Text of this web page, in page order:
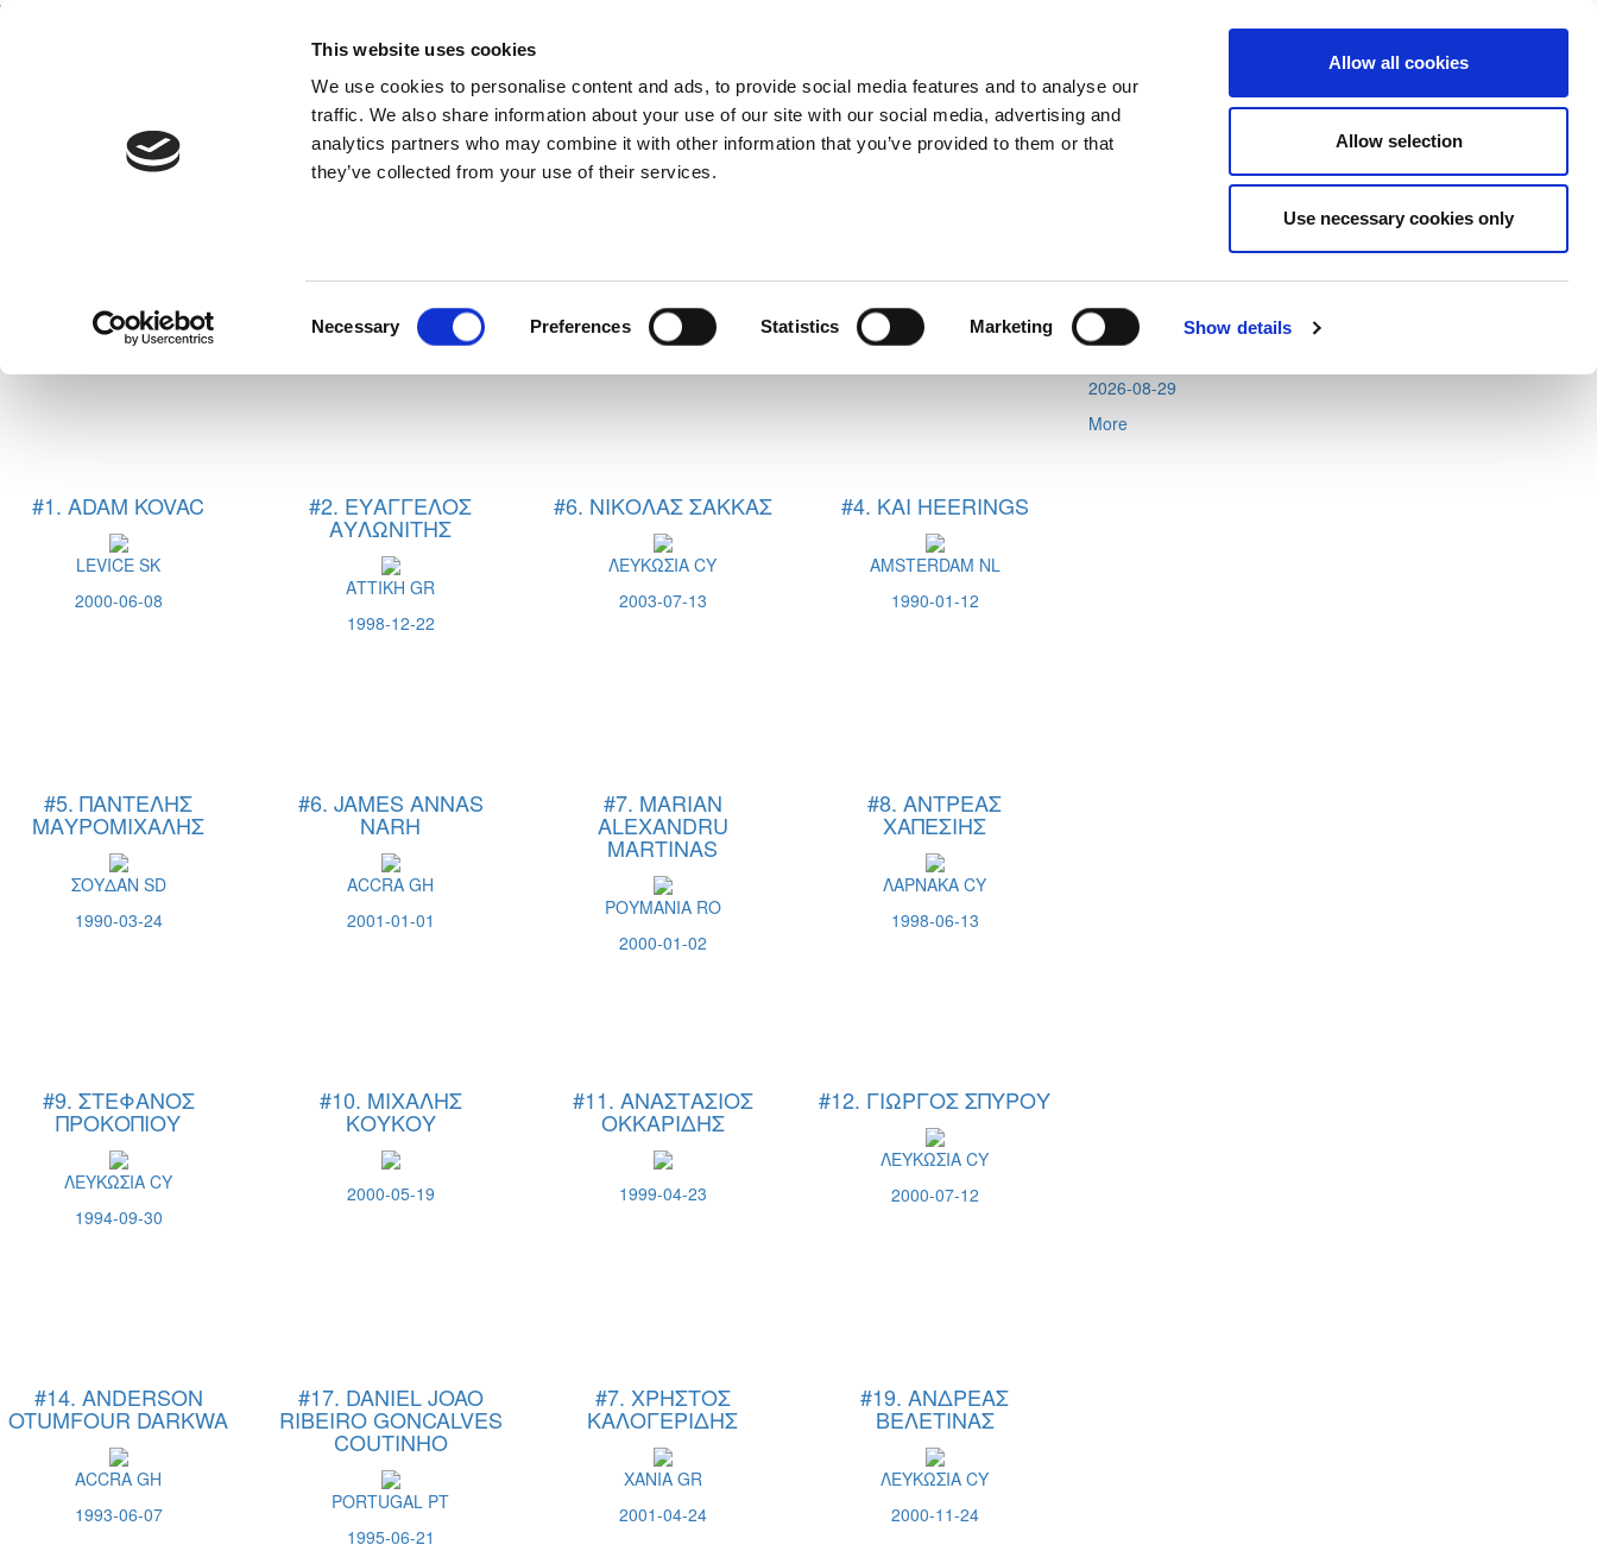
This website uses cookies
We use cookies to personalise content and ads, to provide social media features and to analyse our
traffic. We also share information about your use of our site with our social media, advertising and
analytics partners who may combine it with other information that you’ve provided to them or that
they’ve collected from your use of their services.
Necessary Preferences Statistics Marketing Show details
Allow all cookies
Allow selection
Use necessary cookies only
Competitions
#1. ADAM KOVAC
LEVICE SK
2000-06-08
#2. ΕΥΑΓΓΕΛΟΣ
ΑΥΛΩΝΙΤΗΣ
ΑΤΤΙΚΗ GR
1998-12-22
#6. ΝΙΚΟΛΑΣ ΣΑΚΚΑΣ
ΛΕΥΚΩΣΙΑ CY
2003-07-13
#4. KAI HEERINGS
AMSTERDAM NL
1990-01-12
#5. ΠΑΝΤΕΛΗΣ
ΜΑΥΡΟΜΙΧΑΛΗΣ
ΣΟΥΔΑΝ SD
1990-03-24
#6. JAMES ANNAS
NARH
ACCRA GH
2001-01-01
#7. MARIAN
ALEXANDRU
MARTINAS
ΡΟΥΜΑΝΙΑ RO
2000-01-02
#8. ΑΝΤΡΕΑΣ
ΧΑΠΕΣΙΗΣ
ΛΑΡΝΑΚΑ CY
1998-06-13
#9. ΣΤΕΦΑΝΟΣ
ΠΡΟΚΟΠΙΟΥ
ΛΕΥΚΩΣΙΑ CY
1994-09-30
#10. ΜΙΧΑΛΗΣ
ΚΟΥΚΟΥ
2000-05-19
#11. ΑΝΑΣΤΑΣΙΟΣ
ΟΚΚΑΡΙΔΗΣ
1999-04-23
#12. ΓΙΩΡΓΟΣ ΣΠΥΡΟΥ
ΛΕΥΚΩΣΙΑ CY
2000-07-12
#14. ANDERSON
OTUMFOUR DARKWA
ACCRA GH
1993-06-07
#17. DANIEL JOAO
RIBEIRO GONCALVES
COUTINHO
PORTUGAL PT
1995-06-21
#7. ΧΡΗΣΤΟΣ
ΚΑΛΟΓΕΡΙΔΗΣ
ΧΑΝΙΑ GR
2001-04-24
#19. ΑΝΔΡΕΑΣ
ΒΕΛΕΤΙΝΑΣ
ΛΕΥΚΩΣΙΑ CY
2000-11-24
Tweets by CyprusFA
2026-08-11
2026-08-12
2026-08-13
2026-08-29
More